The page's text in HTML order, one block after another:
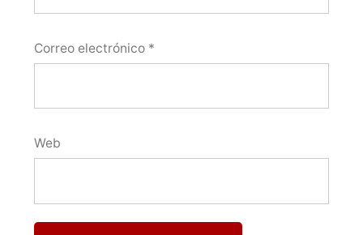
Correo electrónico *
Web